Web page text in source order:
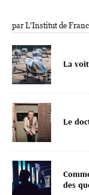
par L'Institut de
La
Le
des